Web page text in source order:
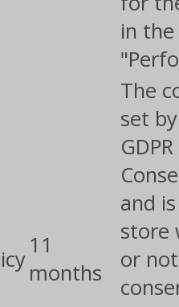
in
11
months
The
set
and
store
or